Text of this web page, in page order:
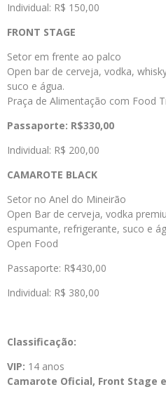
Individual: R$ 150,00
FRONT STAGE
Setor em frente ao palco
Open bar de cerveja, vodka,
suco e água.
Praça de Alimentação com Food
Passaporte: R$330,00
Individual: R$ 200,00
CAMAROTE BLACK
Setor no Anel do Mineirão
Open Bar de cerveja, vodka
espumante, refrigerante, suco e
Open Food
Passaporte: R$430,00
Individual: R$ 380,00
Classificação:
VIP: 14 anos
Camarote Oficial, Front Stage